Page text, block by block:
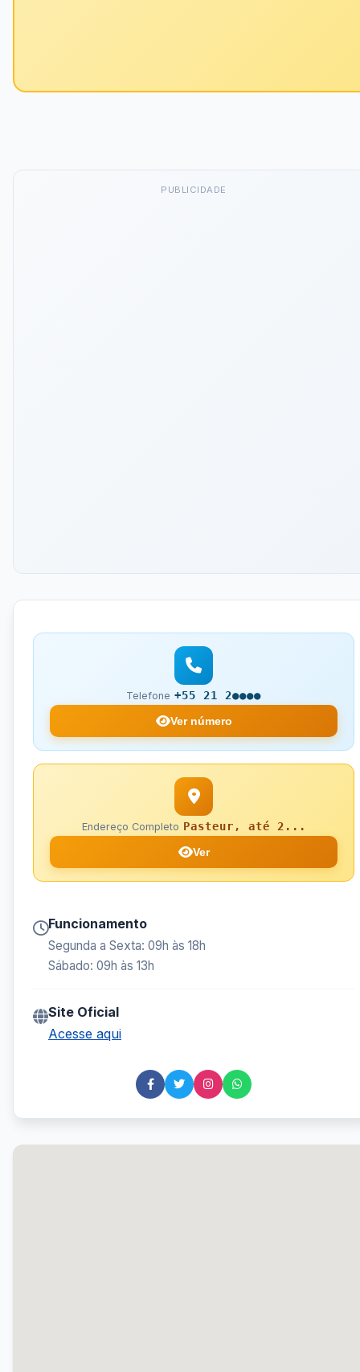
PUBLICIDADE
Telefone +55 21 2●●●●
Ver número
Endereço Completo Pasteur, até 2...
Ver
Funcionamento
Segunda a Sexta: 09h às 18h
Sábado: 09h às 13h
Site Oficial
Acesse aqui